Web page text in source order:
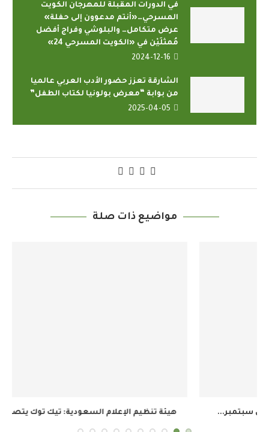
في الدورات المقبلة للمهرجان الكويت
المسرحي…«أنتم مدعوون إلى حفلة»
عرض متكامل… والبلوشي وفراج أفضل
مُمثلَيْن في «الكويت المسرحي 24»
2024-12-16
الشارقة تعزز حضور الأدب العربي عالميا
من بوابة “معرض بولونيا لكتاب الطفل”
2025-04-05
مواضيع ذات صلة
هيئة تنظيم الإعلام السعودية: تيك توك يتصدر الوصول...